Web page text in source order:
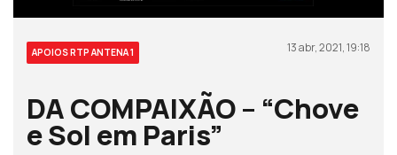
APOIOS RTP ANTENA 1 13 abr, 2021, 19:18
DA COMPAIXÃO – “Chove
e Sol em Paris”